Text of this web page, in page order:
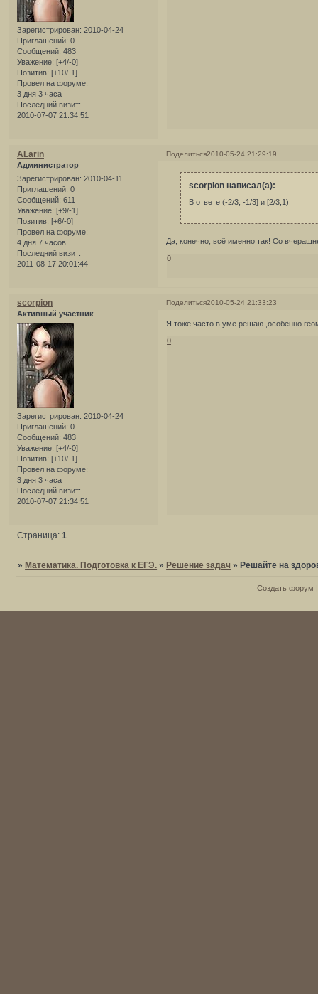
Зарегистрирован: 2010-04-24
Приглашений: 0
Сообщений: 483
Уважение: [+4/-0]
Позитив: [+10/-1]
Провел на форуме:
3 дня 3 часа
Последний визит:
2010-07-07 21:34:51
Поделиться2010-05-24 21:29:19
ALarin
Администратор
Зарегистрирован: 2010-04-11
Приглашений: 0
Сообщений: 611
Уважение: [+9/-1]
Позитив: [+6/-0]
Провел на форуме:
4 дня 7 часов
Последний визит:
2011-08-17 20:01:44
scorpion написал(а):
В ответе (-2/3, -1/3] и [2/3,1)
Да, конечно, всё именно так! Со
0
Поделиться2010-05-24 21:33:23
scorpion
Активный участник
Зарегистрирован: 2010-04-24
Приглашений: 0
Сообщений: 483
Уважение: [+4/-0]
Позитив: [+10/-1]
Провел на форуме:
3 дня 3 часа
Последний визит:
2010-07-07 21:34:51
Я тоже часто в уме решаю ,особенно
0
Страница:1
» Математика. Подготовка к ЕГЭ. » Решение задач » Решайте на
Создать форум